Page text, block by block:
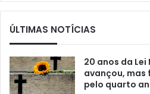
ÚLTIMAS NOTÍCIAS
20 anos da Lei
avançou,
pelo quarto